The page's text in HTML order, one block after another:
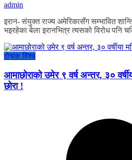
admin
इरान- संयुक्त राज्य अमेरिकासँग सम्भावित
भइरहेका बेला इरानभित्र त्यसको विरोध पनि
रोचक विश्व
आमाछोराको उमेर ९ वर्ष अन्तर, ३०
छोरा !